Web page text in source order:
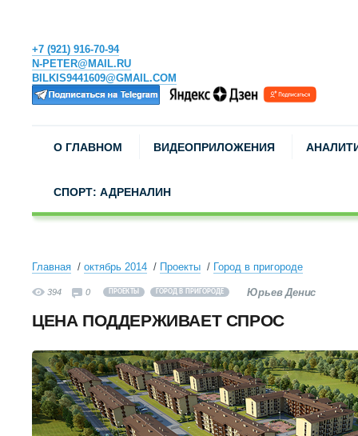
+7 (921) 916-70-94
N-PETER@MAIL.RU
BILKIS9441609@GMAIL.COM
О ГЛАВНОМ ВИДЕОПРИЛОЖЕНИЯ
СПОРТ: АДРЕНАЛИН
Главная октябрь 2014 Проекты Город в пригороде
394 0 ПРОЕКТЫ ГОРОД В ПРИГОРОДЕ Юрьев Денис
ЦЕНА ПОДДЕРЖИВАЕТ СПРОС